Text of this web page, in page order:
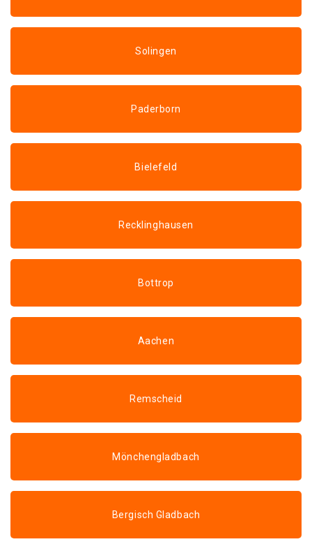
Solingen
Paderborn
Bielefeld
Recklinghausen
Bottrop
Aachen
Remscheid
Mönchengladbach
Bergisch Gladbach